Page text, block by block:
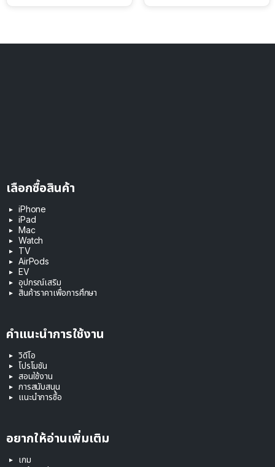
เลือกซื้อสินค้า
iPhone
iPad
Mac
Watch
TV
AirPods
EV
อุปกรณ์เสริม
สินค้าราคาเพื่อการศึกษา
คำแนะนำการใช้งาน
วิดีโอ
โปรโมชัน
สอนใช้งาน
การสนับสนุน
แนะนำการซื้อ
อยากให้อ่านเพิ่มเติม
เกม